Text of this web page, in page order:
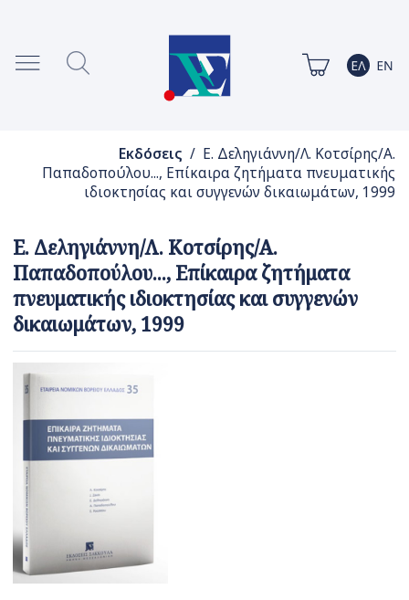
Εκδόσεις / Ε. Δεληγιάννη/Λ. Κοτσίρης/Α.
Παπαδοπούλου..., Επίκαιρα ζητήματα πνευματικής
ιδιοκτησίας και συγγενών δικαιωμάτων, 1999
Ε. Δεληγιάννη/Λ. Κοτσίρης/Α.
Παπαδοπούλου..., Επίκαιρα ζητήματα
πνευματικής ιδιοκτησίας και συγγενών
δικαιωμάτων, 1999